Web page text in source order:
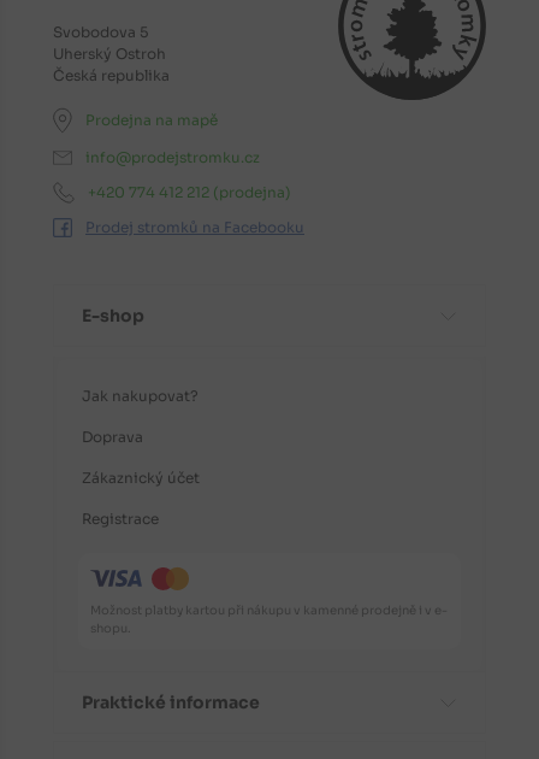
Svobodova 5
Uherský Ostroh
Česká republika
Prodejna na mapě
info@prodejstromku.cz
+420 774 412 212 (prodejna)
Prodej stromků na Facebooku
E-shop
Jak nakupovat?
Doprava
Zákaznický účet
Registrace
Možnost platby kartou při nákupu v kamenné prodejně i v e-
shopu.
Praktické informace